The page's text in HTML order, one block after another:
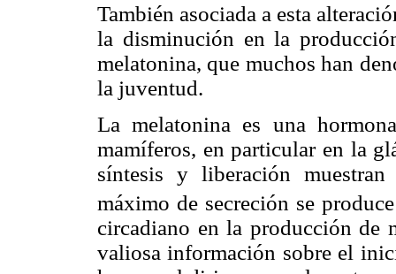
También asociada a esta
la disminución en la
melatonina, que muchos han
la juventud.
La melatonina es una
mamíferos, en particular en la
síntesis y liberación
máximo de secreción se
circadiano en la producción de
valiosa información sobre el